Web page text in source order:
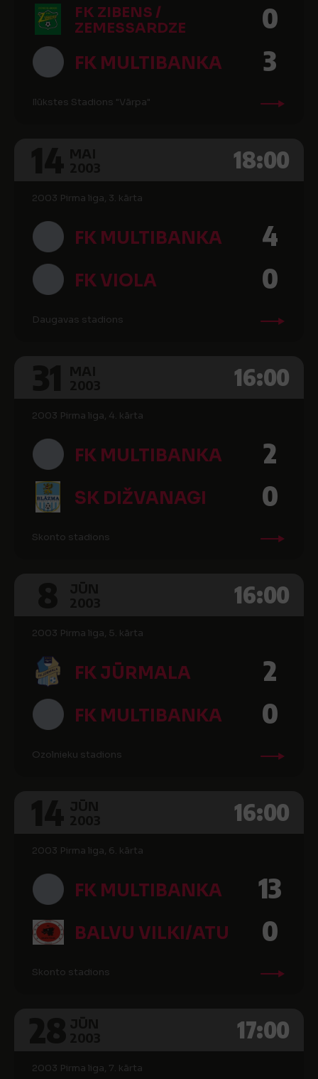
FK ZIBENS /
ZEMESSARDZE
0
FK MULTIBANKA 3
Ilūkstes Stadions "Vārpa"
18:00
2003 Pirma liga, 3. kārta
FK MULTIBANKA 4
FK VIOLA 0
Daugavas stadions
16:00
2003 Pirma liga, 4. kārta
FK MULTIBANKA 2
SK DIŽVANAGI 0
Skonto stadions
16:00
2003 Pirma liga, 5. kārta
FK JŪRMALA 2
FK MULTIBANKA 0
Ozolnieku stadions
16:00
2003 Pirma liga, 6. kārta
FK MULTIBANKA 13
BALVU VILKI/ATU 0
Skonto stadions
17:00
2003 Pirma liga, 7. kārta